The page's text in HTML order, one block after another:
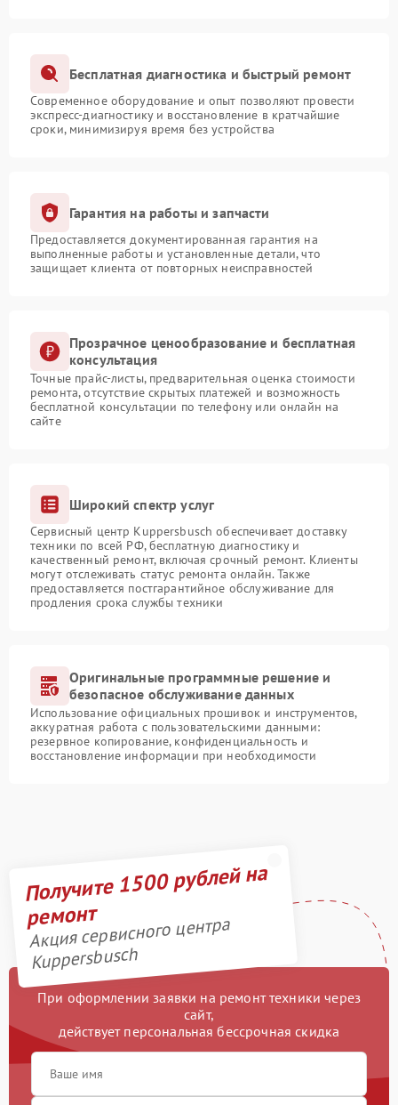
Бесплатная диагностика и быстрый ремонт
Современное оборудование и опыт позволяют провести
экспресс-диагностику и восстановление в кратчайшие
сроки, минимизируя время без устройства
Гарантия на работы и запчасти
Предоставляется документированная гарантия на
выполненные работы и установленные детали, что
защищает клиента от повторных неисправностей
Прозрачное ценообразование и бесплатная
консультация
Точные прайс-листы, предварительная оценка стоимости
ремонта, отсутствие скрытых платежей и возможность
бесплатной консультации по телефону или онлайн на
сайте
Широкий спектр услуг
Сервисный центр Kuppersbusch обеспечивает доставку
техники по всей РФ, бесплатную диагностику и
качественный ремонт, включая срочный ремонт. Клиенты
могут отслеживать статус ремонта онлайн. Также
предоставляется постгарантийное обслуживание для
продления срока службы техники
Оригинальные программные решение и
безопасное обслуживание данных
Использование официальных прошивок и инструментов,
аккуратная работа с пользовательскими данными:
резервное копирование, конфиденциальность и
восстановление информации при необходимости
Получите 1500 рублей на
ремонт
Акция сервисного центра
Kuppersbusch
При оформлении заявки на ремонт техники через
сайт,
действует персональная бессрочная скидка